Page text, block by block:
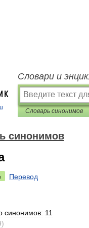
Словари и
Словарь синонимов
синонимов
Перевод
синонимов: 11
)